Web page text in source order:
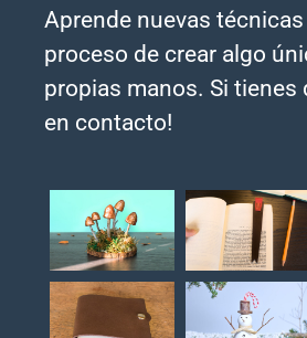
Aprende nuevas
proceso de crear algo
propias manos. Si tienes
en contacto!